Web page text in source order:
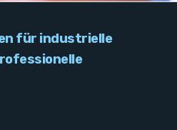
für industrielle